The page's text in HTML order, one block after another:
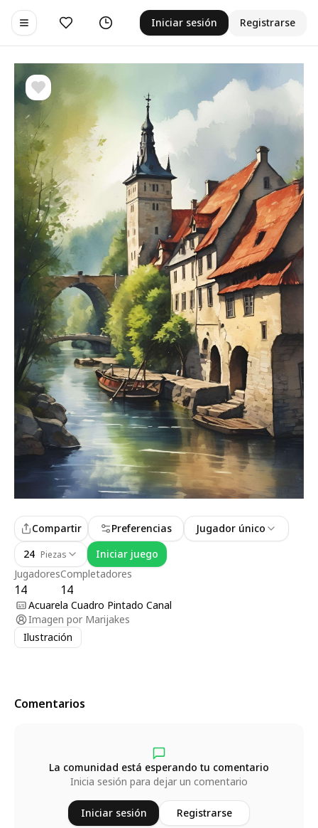
Toggle navigation menu
Me gustaHistorial Iniciar sesión Registrarse
Jugadores
14
Completadores
14
Compartir Preferencias
Jugador único
24 Piezas Iniciar juego
Acuarela Cuadro Pintado Canal
Imagen por Marijakes
Ilustración
Comentarios
La comunidad está esperando tu comentario
Inicia sesión para dejar un comentario
Iniciar sesión Registrarse